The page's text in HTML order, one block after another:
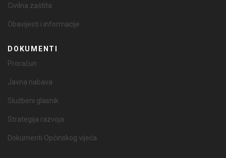
Civilna zaštita
Obavijesti i informacije
DOKUMENTI
Proračun
Javna nabava
Službeni glasnik
Strategija razvoja
Dokumenti Općinskog vijeća